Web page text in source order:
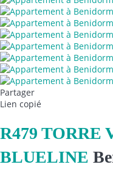
Partager
Lien copié
R479 TORRE
BLUELINE